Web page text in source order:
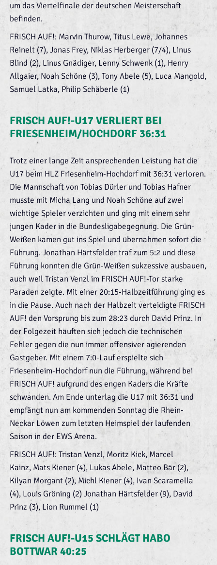
um das Viertelfinale der deutschen Meisterschaft
befinden.
FRISCH AUF!: Marvin Thurow, Titus Lewe, Johannes
Reinelt (7), Jonas Frey, Niklas Herberger (7/4), Linus
Blind (2), Linus Gnädiger, Lenny Schwenk (1), Henry
Allgaier, Noah Schöne (3), Tony Abele (5), Luca Mangold,
Samuel Latka, Philip Schäberle (1)
FRISCH AUF!-U17 VERLIERT BEI
FRIESENHEIM/HOCHDORF 36:31
Trotz einer lange Zeit ansprechenden Leistung hat die
U17 beim HLZ Friesenheim-Hochdorf mit 36:31 verloren.
Die Mannschaft von Tobias Dürler und Tobias Hafner
musste mit Micha Lang und Noah Schöne auf zwei
wichtige Spieler verzichten und ging mit einem sehr
jungen Kader in die Bundesligabegegnung. Die Grün-
Weißen kamen gut ins Spiel und übernahmen sofort die
Führung. Jonathan Härtsfelder traf zum 5:2 und diese
Führung konnten die Grün-Weißen sukzessive ausbauen,
auch weil Tristan Venzl im FRISCH AUF!-Tor starke
Paraden zeigte. Mit einer 20:15-Halbzeitführung ging es
in die Pause. Auch nach der Halbzeit verteidigte FRISCH
AUF! den Vorsprung bis zum 28:23 durch David Prinz. In
der Folgezeit häuften sich jedoch die technischen
Fehler gegen die nun immer offensiver agierenden
Gastgeber. Mit einem 7:0-Lauf erspielte sich
Friesenheim-Hochdorf nun die Führung, während bei
FRISCH AUF! aufgrund des engen Kaders die Kräfte
schwanden. Am Ende unterlag die U17 mit 36:31 und
empfängt nun am kommenden Sonntag die Rhein-
Neckar Löwen zum letzten Heimspiel der laufenden
Saison in der EWS Arena.
FRISCH AUF!: Tristan Venzl, Moritz Kick, Marcel
Kainz, Mats Kiener (4), Lukas Abele, Matteo Bär (2),
Kilyan Morgant (2), Michl Kiener (4), Ivan Scaramella
(4), Louis Gröning (2) Jonathan Härtsfelder (9), David
Prinz (3), Lion Rummel (1)
FRISCH AUF!-U15 SCHLÄGT HABO
BOTTWAR 40:25